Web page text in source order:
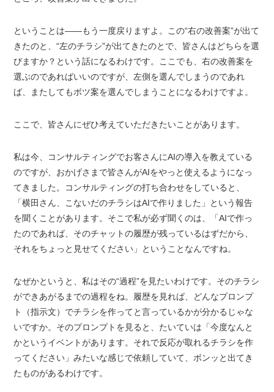
ということは——もう一度戻りますよ。この“右の改善案”が出て
きたのと、“左のチラシ”が出てきたのとで、皆さんはどちらを選
びますか？という話になるわけです。ここでも、右の改善案を
選ぶのであればいいのですが、左側を選んでしまうのであれ
ば、またしてもボツ案を選んでしまうことになるわけですよ。
ここで、皆さんにぜひ考えていただきたいことがあります。
私は今、コンサルティングでお客さんにAIの導入を教えている
のですが、おかげさまで皆さんがAIをやっと使えるようになっ
てきました。コンサルティングの打ち合わせをしていると、
「横田さん、こないだのチラシはAIで作りました」という報告
を聞くことがあります。そこで私が必ず聞くのは、「AIで作っ
たのであれば、そのチャットの履歴が残っているはずだから、
それをちょっと見せてください」ということなんですね。
なぜかというと、私はその“過程”を見たいわけです。そのチラシ
ができあがるまでの過程をね。履歴を見れば、どんなプロンプ
ト（指示文）でチラシを作ってと言っているかが分かるじゃな
いですか。そのプロンプトを見ると、たいていは「今度なんと
かというイベントがあります。それで反応が取れるチラシを作
ってください」みたいな感じで依頼していて、ボンッと出てき
たものがあるわけです。